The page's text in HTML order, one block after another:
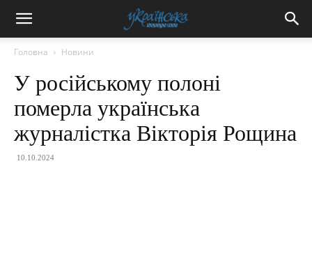
Головна Новини
У російському полоні
померла українська
журналістка Вікторія Рощина
10.10.2024